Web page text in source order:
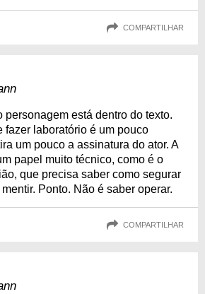
COMPARTILHAR
personagem está dentro do texto.
fazer laboratório é um pouco
um pouco a assinatura do ator. A
papel muito técnico, como é o
que precisa saber como segurar
Ponto. Não é saber operar.
COMPARTILHAR